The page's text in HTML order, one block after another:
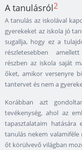
A tanulásról2
A tanulás az iskolával
gyerekeket az iskola jó
sugallja, hogy ez a
részletesebben
részben az iskola saját
őket, amikor versenyre
tantervet és nem a
Korábban azt
tevékenység, ahol az
tapasztalataim
tanulás nekem
őt körülvevő világban